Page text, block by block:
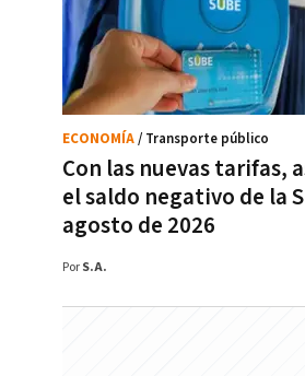
Con las nuevas tarifas,
el saldo negativo de la
agosto de 2026
ECONOMÍA/ Transporte público
Por S.A.